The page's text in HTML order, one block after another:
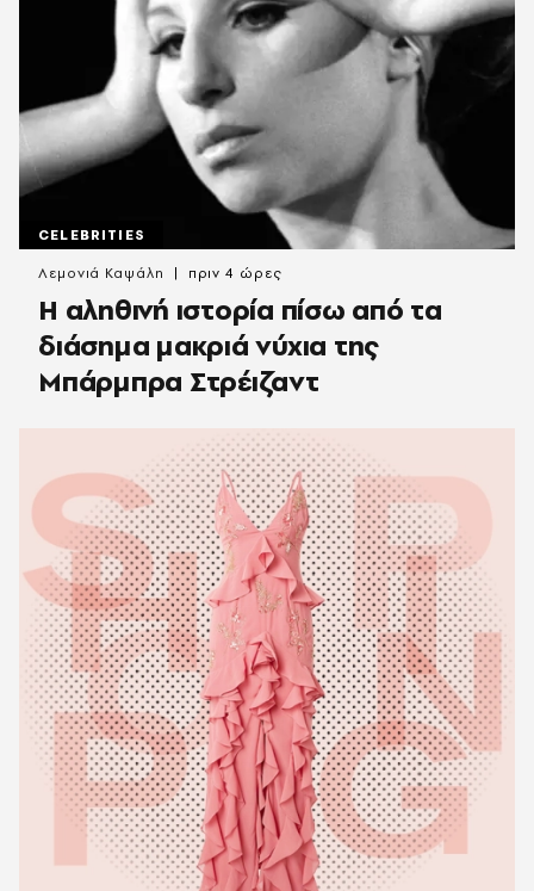
CELEBRITIES
Η αληθινή ιστορία πίσω από τα
διάσημα μακριά νύχια της
Μπάρμπρα Στρέιζαντ
Λεμονιά Καψάλη πριν 4 ώρες